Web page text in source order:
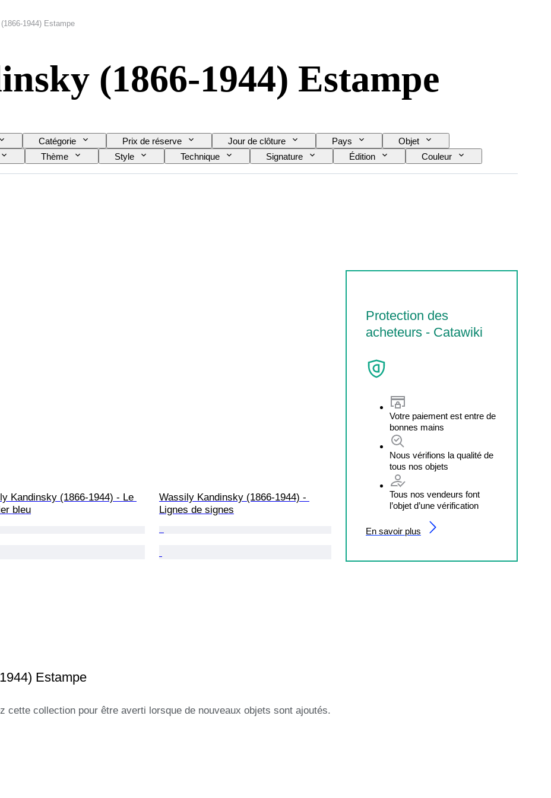
1944) Estampe
(1866-1944) Estampe
Catégorie Prix de réserve Jour de clôture Pays
Objet
Thème Style Technique Signature Édition
Couleur
Kandinsky (1866-1944) - Le
bleu
Wassily Kandinsky (1866-1944) -
Lignes de signes
Protection des
acheteurs - Catawiki
Votre paiement est entre de
bonnes mains
Nous vérifions la qualité de
tous nos objets
Tous nos vendeurs font
l’objet d’une vérification
En savoir plus
Estampe
cette collection pour être averti lorsque de nouveaux objets sont ajoutés.